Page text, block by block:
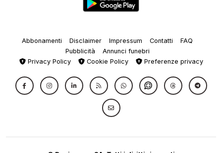
Abbonamenti Disclaimer Impressum Contatti
FAQ
Pubblicità
Annunci funebri
Privacy Policy
Cookie Policy Preferenze privacy